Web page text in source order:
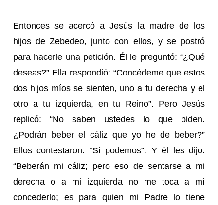
Entonces se acercó a Jesús la madre de los
hijos de Zebedeo, junto con ellos, y se postró
para hacerle una petición. Él le preguntó: “¿Qué
deseas?” Ella respondió: “Concédeme que estos
dos hijos míos se sienten, uno a tu derecha y el
otro a tu izquierda, en tu Reino”. Pero Jesús
replicó: “No saben ustedes lo que piden.
¿Podrán beber el cáliz que yo he de beber?”
Ellos contestaron: “Sí podemos”. Y él les dijo:
“Beberán mi cáliz; pero eso de sentarse a mi
derecha o a mi izquierda no me toca a mí
concederlo; es para quien mi Padre lo tiene